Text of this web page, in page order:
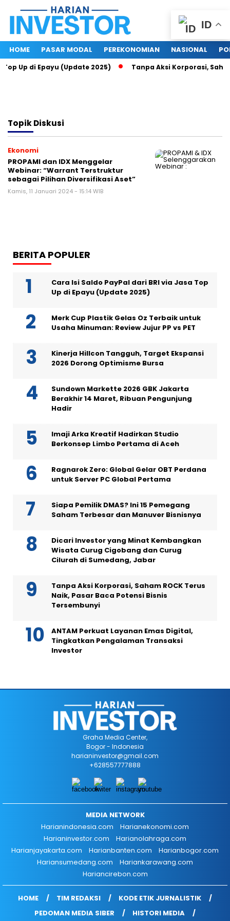
HOME PASAR MODAL PEREKONOMIAN NASIONAL
Up di Epayu (Update 2025) Tanpa Aksi Korporasi,
TopikDiskusi
Ekonomi
PROPAMI dan IDX Menggelar
Webinar: “Warrant Terstruktur
sebagai Pilihan Diversifikasi Aset”
Kamis, 11 Januari 2024 - 15:14 WIB
BERITA POPULER
Cara Isi Saldo PayPal dari BRI via Jasa Top
Up di Epayu (Update 2025)
Merk Cup Plastik Gelas Oz Terbaik untuk
Usaha Minuman: Review Jujur PP vs PET
Kinerja Hillcon Tangguh, Target Ekspansi
2026 Dorong Optimisme Bursa
Sundown Markette 2026 GBK Jakarta
Berakhir 14 Maret, Ribuan Pengunjung
Hadir
Imaji Arka Kreatif Hadirkan Studio
Berkonsep Limbo Pertama di Aceh
Ragnarok Zero: Global Gelar OBT Perdana
untuk Server PC Global Pertama
Siapa Pemilik DMAS? Ini 15 Pemegang
Saham Terbesar dan Manuver Bisnisnya
Dicari Investor yang Minat Kembangkan
Wisata Curug Cigobang dan Curug
Cilurah di Sumedang, Jabar
Tanpa Aksi Korporasi, Saham ROCK Terus
Naik, Pasar Baca Potensi Bisnis
Tersembunyi
ANTAM Perkuat Layanan Emas Digital,
Tingkatkan Pengalaman Transaksi
Investor
ID
Graha Media Center,
Bogor - Indonesia
harianinvestor@gmail.com
+628557777888
MEDIA NETWORK
Harianindonesia.com
Harianekonomi.com
Harianinvestor.com
Harianolahraga.com
Harianjayakarta.com
Harianbanten.com
Harianbogor.com
Hariansumedang.com
Hariankarawang.com
Hariancirebon.com
HOME TIM REDAKSI
KODE ETIK JURNALISTIK
PEDOMAN MEDIA SIBER
HISTORI MEDIA